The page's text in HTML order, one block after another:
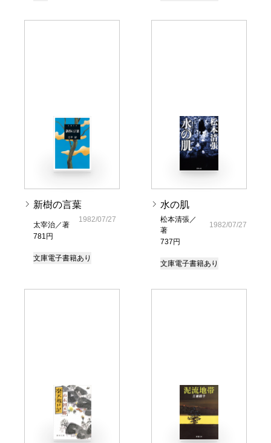
新樹の言葉
太宰治／著
781円
1982/07/27
文庫電子書籍あり
水の肌
松本清張／
著
737円
1982/07/27
文庫電子書籍あり